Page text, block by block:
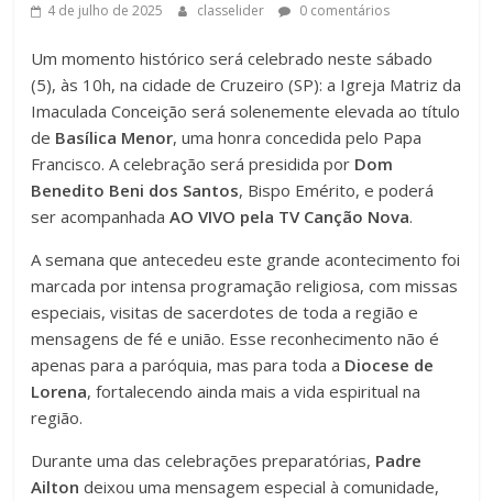
4 de julho de 2025 classelider 0 comentários
Um momento histórico será celebrado neste sábado
(5), às 10h, na cidade de Cruzeiro (SP): a Igreja Matriz da
Imaculada Conceição será solenemente elevada ao título
de Basílica Menor, uma honra concedida pelo Papa
Francisco. A celebração será presidida por Dom
Benedito Beni dos Santos, Bispo Emérito, e poderá
ser acompanhadaAO VIVO pela TV Canção Nova.
A semana que antecedeu este grande acontecimento foi
marcada por intensa programação religiosa, com missas
especiais, visitas de sacerdotes de toda a região e
mensagens de fé e união. Esse reconhecimento não é
apenas para a paróquia, mas para toda a Diocese de
Lorena, fortalecendo ainda mais a vida espiritual na
região.
Durante uma das celebrações preparatórias, Padre
Ailton deixou uma mensagem especial à comunidade,